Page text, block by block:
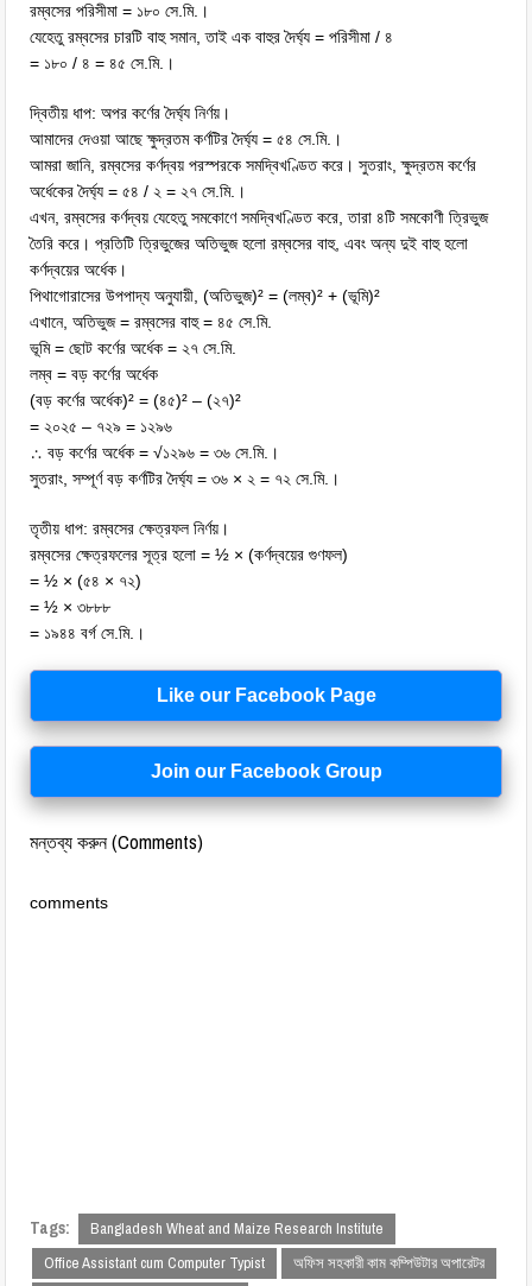
রম্বসের পরিসীমা = ১৮০ সে.মি.।
যেহেতু রম্বসের চারটি বাহু সমান, তাই এক বাহুর দৈর্ঘ্য = পরিসীমা / ৪
= ১৮০ / ৪ = ৪৫ সে.মি.।
দ্বিতীয় ধাপ: অপর কর্ণের দৈর্ঘ্য নির্ণয়।
আমাদের দেওয়া আছে ক্ষুদ্রতম কর্ণটির দৈর্ঘ্য = ৫৪ সে.মি.।
আমরা জানি, রম্বসের কর্ণদ্বয় পরস্পরকে সমদ্বিখণ্ডিত করে। সুতরাং, ক্ষুদ্রতম কর্ণের
অর্ধেকের দৈর্ঘ্য = ৫৪ / ২ = ২৭ সে.মি.।
এখন, রম্বসের কর্ণদ্বয় যেহেতু সমকোণে সমদ্বিখণ্ডিত করে, তারা ৪টি সমকোণী ত্রিভুজ
তৈরি করে। প্রতিটি ত্রিভুজের অতিভুজ হলো রম্বসের বাহু, এবং অন্য দুই বাহু হলো
কর্ণদ্বয়ের অর্ধেক।
পিথাগোরাসের উপপাদ্য অনুযায়ী, (অতিভুজ)² = (লম্ব)² + (ভূমি)²
এখানে, অতিভুজ = রম্বসের বাহু = ৪৫ সে.মি.
ভূমি = ছোট কর্ণের অর্ধেক = ২৭ সে.মি.
লম্ব = বড় কর্ণের অর্ধেক
(বড় কর্ণের অর্ধেক)² = (৪৫)² – (২৭)²
= ২০২৫ – ৭২৯ = ১২৯৬
∴ বড় কর্ণের অর্ধেক = √১২৯৬ = ৩৬ সে.মি.।
সুতরাং, সম্পূর্ণ বড় কর্ণটির দৈর্ঘ্য = ৩৬ × ২ = ৭২ সে.মি.।
তৃতীয় ধাপ: রম্বসের ক্ষেত্রফল নির্ণয়।
রম্বসের ক্ষেত্রফলের সূত্র হলো = ½ × (কর্ণদ্বয়ের গুণফল)
= ½ × (৫৪ × ৭২)
= ½ × ৩৮৮৮
= ১৯৪৪ বর্গ সে.মি.।
Like our Facebook Page
Join our Facebook Group
মন্তব্য করুন (Comments)
comments
Tags:
Bangladesh Wheat and Maize Research Institute
Office Assistant cum Computer Typist
অফিস সহকারী কাম কম্পিউটার অপারেটর